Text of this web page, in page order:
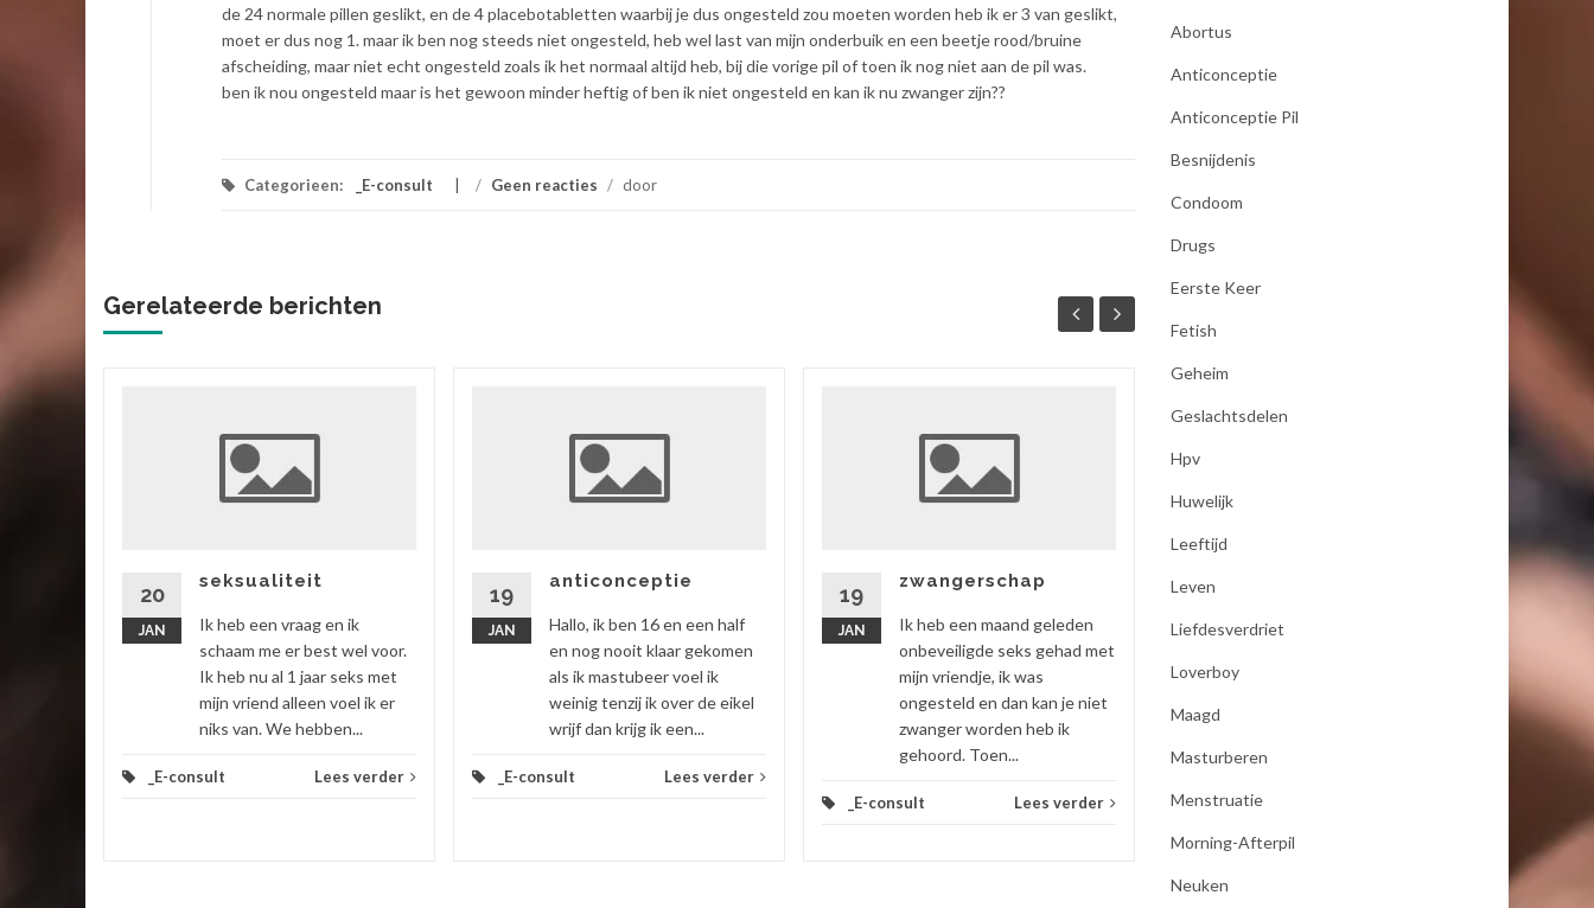
de 24 normale pillen geslikt, en de 4 placebotabletten waarbij je dus ongesteld zou moeten worden heb ik er 3 van geslikt,
moet er dus nog 1. maar ik ben nog steeds niet ongesteld, heb wel last van mijn onderbuik en een beetje rood/bruine
afscheiding, maar niet echt ongesteld zoals ik het normaal altijd heb, bij die vorige pil of toen ik nog niet aan de pil was.
ben ik nou ongesteld maar is het gewoon minder heftig of ben ik niet ongesteld en kan ik nu zwanger zijn??
Categorieen: _E-consult / Geen reacties / door
Gerelateerde berichten
20
JAN
seksualiteit
Ik heb een vraag en ik
schaam me er best wel voor.
Ik heb nu al 1 jaar seks met
mijn vriend alleen voel ik er
niks van. We hebben...
_E-consult Lees verder
19
JAN
anticonceptie
Hallo, ik ben 16 en een half
en nog nooit klaar gekomen
als ik mastubeer voel ik
weinig tenzij ik over de eikel
wrijf dan krijg ik een...
_E-consult Lees verder
19
JAN
zwangerschap
Ik heb een maand geleden
onbeveiligde seks gehad met
mijn vriendje, ik was
ongesteld en dan kan je niet
zwanger worden heb ik
gehoord. Toen...
_E-consult Lees verder
JAN
seksualiteit
_E-consult
Abortus
Anticonceptie
Anticonceptie Pil
Besnijdenis
Condoom
Drugs
Eerste Keer
Fetish
Geheim
Geslachtsdelen
Hpv
Huwelijk
Leeftijd
Leven
Liefdesverdriet
Loverboy
Maagd
Masturberen
Menstruatie
Morning-Afterpil
Neuken